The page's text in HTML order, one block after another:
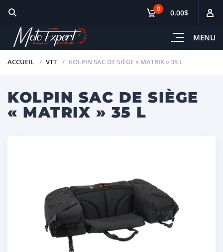
MENU
0 0.00$
ACCUEIL VTT KOLPIN SAC DE SIÈGE « MATRIX » 35 L
KOLPIN SAC DE SIÈGE
« MATRIX » 35 L